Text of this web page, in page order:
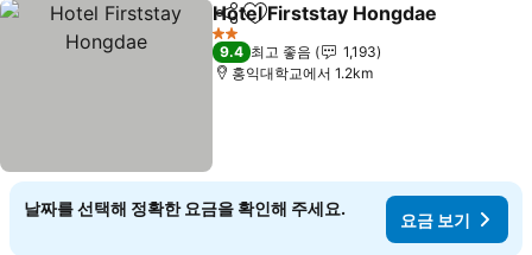
공유 즐겨찾기에 추가
Hotel Firststay Hongdae
2 성급
9.4 최고 좋음
1,193
홍익대학교에서 1.2km
날짜를 선택해 정확한 요금을 확인해 주세요.
요금 보기